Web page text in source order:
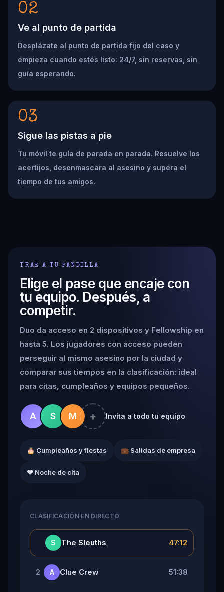
02
Ve al punto de partida
Desplázate al punto de partida fijo del caso y
empieza cuando estés listo: 24/7, sin reservas, sin
guía esperando.
03
Sigue las pistas a pie
Tu móvil te guía de parada en parada. Resuelve los
acertijos, desenmascara al asesino y supera el
tiempo de tus amigos.
TRAE A TU PANDILLA
Elige el pase que encaje con
tu equipo. Después, a
competir.
Duo da acceso en 2 dispositivos y Fellowship en
hasta 5. Los jugadores con acceso pueden
perseguir al mismo asesino por la ciudad y
comparar sus tiempos en la clasificación: ideal
para citas, cumpleaños y equipos pequeños.
A S M + Invita a todo tu equipo
🎂 Cumpleaños y fiestas 💼 Salidas de empresa
❤️ Noche de cita
CLASIFICACIÓN EN DIRECTO
S The Sleuths 47:12
2 A Clue Crew 51:38